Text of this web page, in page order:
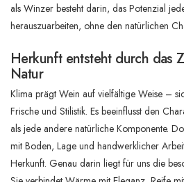
als Winzer besteht darin, das Potenzial
herauszuarbeiten, ohne den natürlichen
Herkunft entsteht durch das
Natur
Klima prägt Wein auf vielfältige Weise –
Frische und Stilistik. Es beeinflusst den
als jede andere natürliche Komponente.
mit Boden, Lage und handwerklicher
Herkunft. Genau darin liegt für uns die